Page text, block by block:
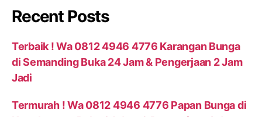
Recent Posts
Terbaik ! Wa 0812 4946 4776 Karangan Bunga
di Semanding Buka 24 Jam & Pengerjaan 2 Jam
Jadi
Termurah ! Wa 0812 4946 4776 Papan Bunga di